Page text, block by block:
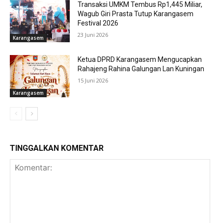
Karangasem
Transaksi UMKM Tembus Rp1,445 Miliar,
Wagub Giri Prasta Tutup Karangasem
Festival 2026
23 Juni 2026
Karangasem
Ketua DPRD Karangasem Mengucapkan
Rahajeng Rahina Galungan Lan Kuningan
15 Juni 2026
TINGGALKAN KOMENTAR